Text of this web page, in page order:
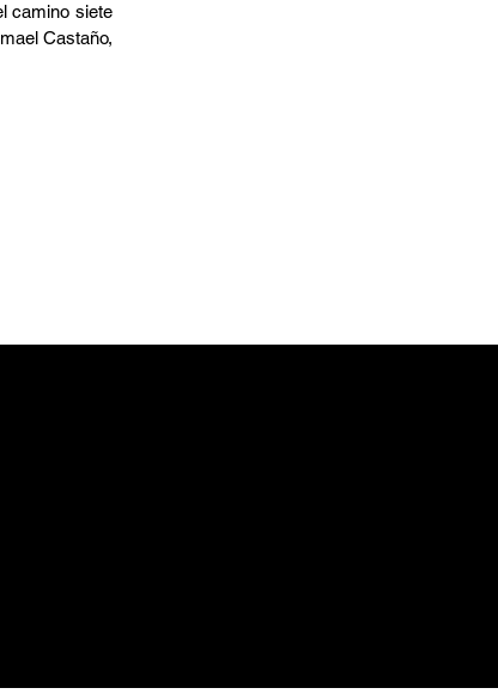
camino siete
Castaño,